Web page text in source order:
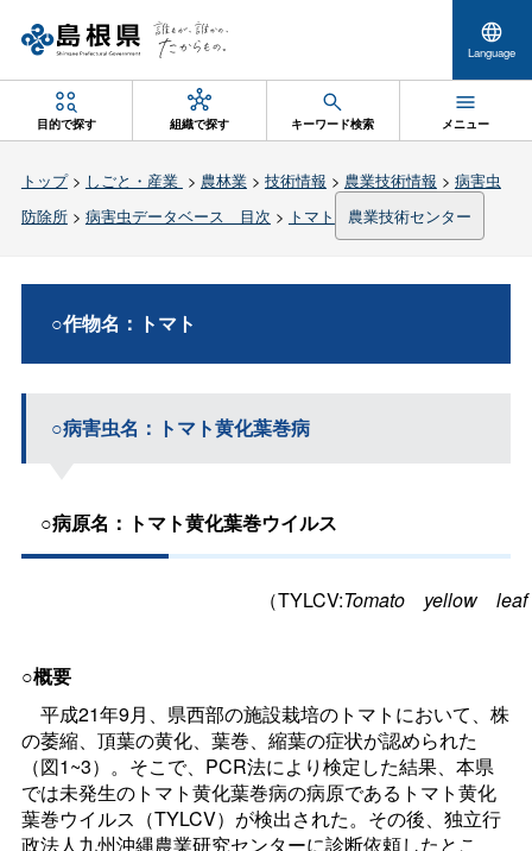
Language
目的で探す 組織で探す キーワード検索 メニュー
トップ> しごと・産業 > 農林業> 技術情報 > 農業技術情報 > 病害虫
防除所> 病害虫データベース 目次 > トマト 農業技術センター
○作物名：トマト
○病害虫名：トマト黄化葉巻病
○病原名：トマト黄化葉巻ウイルス
（TYLCV:Tomato yellow lea
○概要
平成21年9月、県西部の施設栽培のトマトにおいて、株
の萎縮、頂葉の黄化、葉巻、縮葉の症状が認められた
（図1~3）。そこで、PCR法により検定した結果、本県
では未発生のトマト黄化葉巻病の病原であるトマト黄化
葉巻ウイルス（TYLCV）が検出された。その後、独立行
政法人九州沖縄農業研究センターに診断依頼したとこ